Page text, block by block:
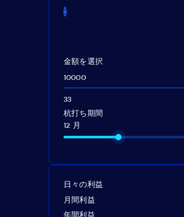
金額を選択
杭打ち期間
12 月
日々の利益
月間利益
年間利益